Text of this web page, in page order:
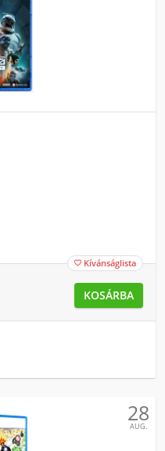
 Kívánságlista
KOSÁRBA
28
AUG.